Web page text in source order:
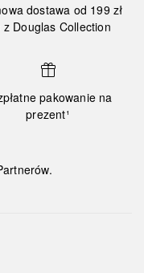
dostawa od 199 zł
z Douglas Collection
pakowanie na
prezent¹